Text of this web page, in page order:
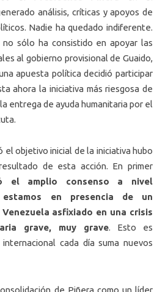
análisis, críticas y apoyos de
Nadie ha quedado indiferente.
sólo ha consistido en apoyar las
al gobierno provisional de Guaido,
apuesta política decidió participar
ahora la iniciativa más riesgosa de
entrega de ayuda humanitaria por el
el objetivo inicial de la iniciativa hubo
de esta acción. En primer
el amplio consenso a nivel
en presencia de un
asfixiado en una crisis
grave, muy grave. Esto es
cada día suma nuevos
de Piñera como un líder